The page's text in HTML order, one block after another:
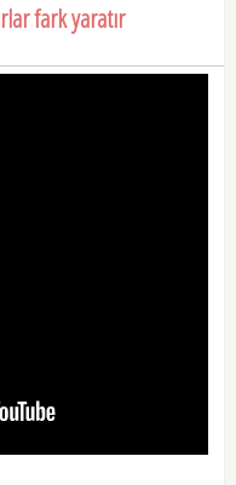
fark yaratır